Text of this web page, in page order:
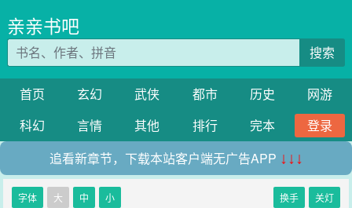
亲亲书吧
搜索
首页 玄幻 武侠 都市 历史
网游
科幻
言情 其他 排行 完本
登录
追看新章节，下载本站客户端无广告APP ↓↓↓
字体 大 中 小 换手 关灯